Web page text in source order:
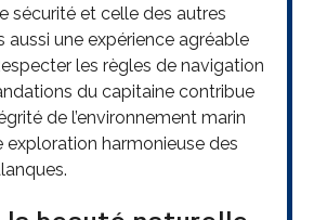
sécurité et celle des autres
aussi une expérience agréable
les règles de navigation
du capitaine contribue
de l’environnement marin
exploration harmonieuse des